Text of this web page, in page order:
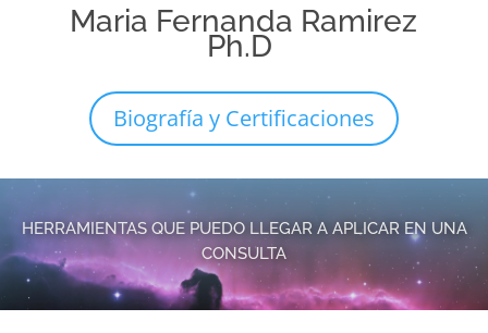
Maria Fernanda Ramirez
Ph.D
Biografía y Certificaciones
HERRAMIENTAS QUE PUEDO LLEGAR A APLICAR EN UNA
CONSULTA